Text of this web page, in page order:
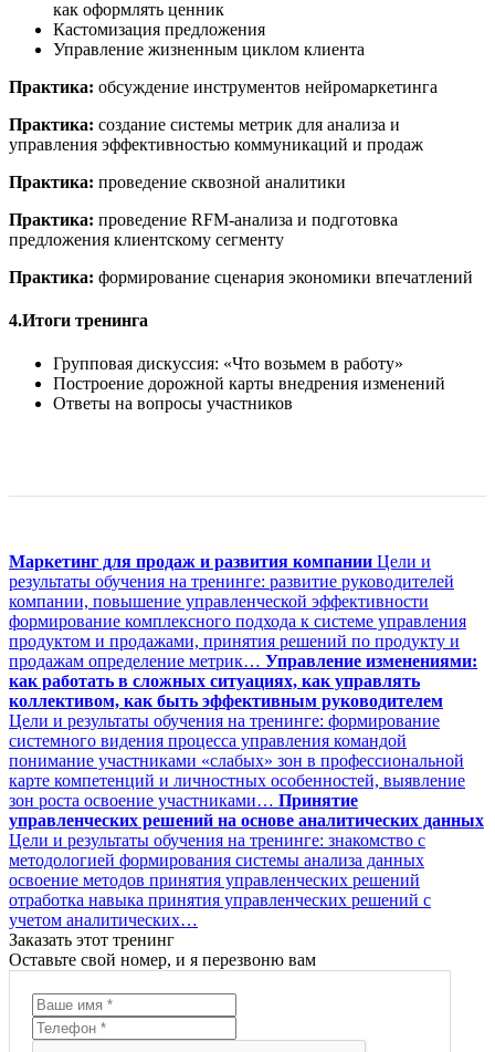
как оформлять ценник
Кастомизация предложения
Управление жизненным циклом клиента
Практика: обсуждение инструментов нейромаркетинга
Практика: создание системы метрик для анализа и
управления эффективностью коммуникаций и продаж
Практика: проведение сквозной аналитики
Практика: проведение RFM-анализа и подготовка
предложения клиентскому сегменту
Практика: формирование сценария экономики впечатлений
4.Итоги тренинга
Групповая дискуссия: «Что возьмем в работу»
Построение дорожной карты внедрения изменений
Ответы на вопросы участников
Маркетинг для продаж и развития компании Цели и
результаты обучения на тренинге: развитие руководителей
компании, повышение управленческой эффективности
формирование комплексного подхода к системе управления
продуктом и продажами, принятия решений по продукту и
продажам определение метрик… Управление изменениями:
как работать в сложных ситуациях, как управлять
коллективом, как быть эффективным руководителем
Цели и результаты обучения на тренинге: формирование
системного видения процесса управления командой
понимание участниками «слабых» зон в профессиональной
карте компетенций и личностных особенностей, выявление
зон роста освоение участниками… Принятие
управленческих решений на основе аналитических данных
Цели и результаты обучения на тренинге: знакомство с
методологией формирования системы анализа данных
освоение методов принятия управленческих решений
отработка навыка принятия управленческих решений с
учетом аналитических…
Заказать этот тренинг
Оставьте свой номер, и я перезвоню вам